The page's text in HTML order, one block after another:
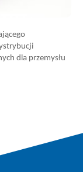
dla przemysłu